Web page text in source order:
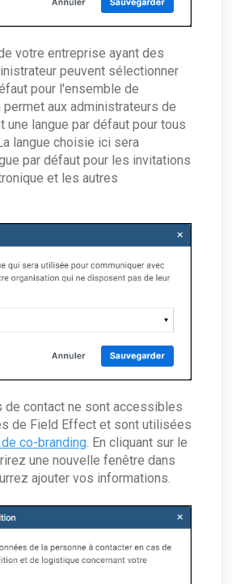
votre entreprise ayant des
peuvent sélectionner
pour l'ensemble de
permet aux administrateurs de
une langue par défaut pour tous
langue choisie ici sera
par défaut pour les invitations
et les autres
de contact ne sont accessibles
de Field Effect et sont utilisées
co-branding . En cliquant sur le
une nouvelle fenêtre dans
ajouter vos informations.